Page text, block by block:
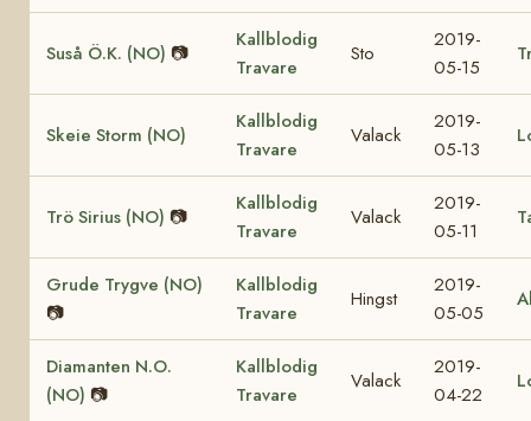
Suså Ö.K. (NO) 📷
Kallblodig
Travare
Sto
2019-
05-15
Skeie Storm (NO)
Kallblodig
Travare
Valack
2019-
05-13
Trö Sirius (NO) 📷
Kallblodig
Travare
Valack
2019-
05-11
Grude Trygve (NO)
📷
Kallblodig
Travare
Hingst
2019-
05-05
Diamanten N.O.
(NO) 📷
Kallblodig
Travare
Valack
2019-
04-22